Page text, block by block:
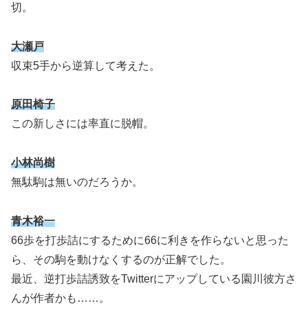
切。
大瀬戸
収束5手から逆算して考えた。
原田椅子
この新しさには率直に脱帽。
小林尚樹
無駄駒は無いのだろうか。
青木裕一
66歩を打歩詰にするために66に利きを作らないと思った
ら、その駒を動けなくするのが正解でした。
最近、逆打歩詰誘致をTwitterにアップしている園川彼方さ
んが作者かも……。